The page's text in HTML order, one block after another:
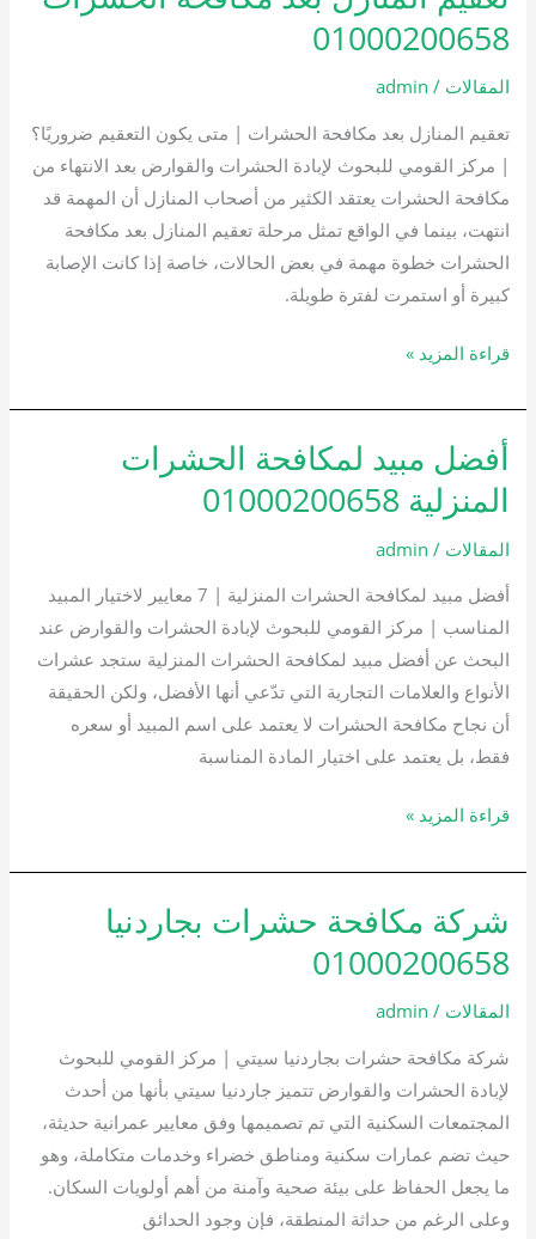
01000200658
المقالات /
admin
تعقيم المنازل بعد مكافحة الحشرات | متى يكون التعقيم ضروريًا؟
| مركز القومي للبحوث لإبادة الحشرات والقوارض بعد الانتهاء من
مكافحة الحشرات يعتقد الكثير من أصحاب المنازل أن المهمة قد
انتهت، بينما في الواقع تمثل مرحلة تعقيم المنازل بعد مكافحة
الحشرات خطوة مهمة في بعض الحالات، خاصة إذا كانت الإصابة
كبيرة أو استمرت لفترة طويلة.
المنازل
بعد
مكافحة
01000200658
قراءة المزيد »
أفضل مبيد لمكافحة الحشرات
المنزلية 01000200658
المقالات /
admin
أفضل مبيد لمكافحة الحشرات المنزلية | 7 معايير لاختيار المبيد
المناسب | مركز القومي للبحوث لإبادة الحشرات والقوارض عند
البحث عن أفضل مبيد لمكافحة الحشرات المنزلية ستجد عشرات
الأنواع والعلامات التجارية التي تدّعي أنها الأفضل، ولكن الحقيقة
أن نجاح مكافحة الحشرات لا يعتمد على اسم المبيد أو سعره
فقط، بل يعتمد على اختيار المادة المناسبة
أفضل
مبيد
لمكافحة
الحشرات
المنزلية
01000200658
قراءة المزيد »
شركة مكافحة حشرات بجاردنيا
01000200658
المقالات /
admin
شركة مكافحة حشرات بجاردنيا سيتي | مركز القومي للبحوث
لإبادة الحشرات والقوارض تتميز جاردنيا سيتي بأنها من أحدث
المجتمعات السكنية التي تم تصميمها وفق معايير عمرانية حديثة،
حيث تضم عمارات سكنية ومناطق خضراء وخدمات متكاملة، وهو
ما يجعل الحفاظ على بيئة صحية وآمنة من أهم أولويات السكان.
وعلى الرغم من حداثة المنطقة، فإن وجود الحدائق
شركة
مكافحة
حشرات
بجاردنيا